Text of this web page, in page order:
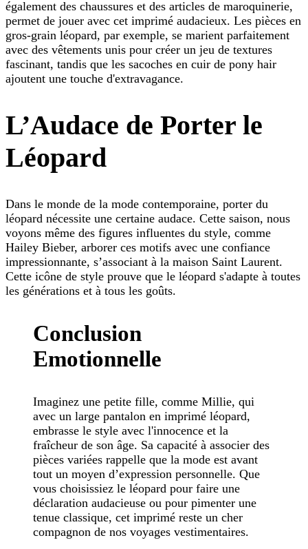
également des chaussures et des articles de maroquinerie,
permet de jouer avec cet imprimé audacieux. Les pièces en
gros-grain léopard, par exemple, se marient parfaitement
avec des vêtements unis pour créer un jeu de textures
fascinant, tandis que les sacoches en cuir de pony hair
ajoutent une touche d'extravagance.
L’Audace de Porter le
Léopard
Dans le monde de la mode contemporaine, porter du
léopard nécessite une certaine audace. Cette saison, nous
voyons même des figures influentes du style, comme
Hailey Bieber, arborer ces motifs avec une confiance
impressionnante, s’associant à la maison Saint Laurent.
Cette icône de style prouve que le léopard s'adapte à toutes
les générations et à tous les goûts.
Conclusion
Emotionnelle
Imaginez une petite fille, comme Millie, qui
avec un large pantalon en imprimé léopard,
embrasse le style avec l'innocence et la
fraîcheur de son âge. Sa capacité à associer des
pièces variées rappelle que la mode est avant
tout un moyen d’expression personnelle. Que
vous choisissiez le léopard pour faire une
déclaration audacieuse ou pour pimenter une
tenue classique, cet imprimé reste un cher
compagnon de nos voyages vestimentaires.